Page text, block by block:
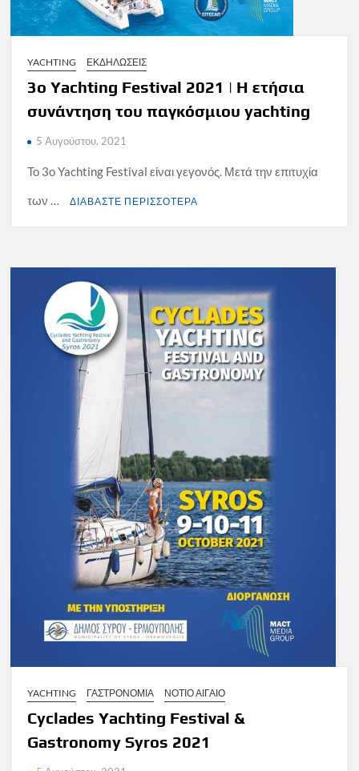
YACHTING ΕΚΔΗΛΩΣΕΙΣ
3ο Yachting Festival 2021 | Η ετήσια
συνάντηση του παγκόσμιου yachting
5 Αυγούστου, 2021
Το 3ο Yachting Festival είναι γεγονός. Μετά την επιτυχία
των …
ΔΙΑΒΑΣΤΕ ΠΕΡΙΣΣΟΤΕΡΑ
YACHTING ΓΑΣΤΡΟΝΟΜΙΑ ΝΟΤΙΟ ΑΙΓΑΙΟ
Cyclades Yachting Festival &
Gastronomy Syros 2021